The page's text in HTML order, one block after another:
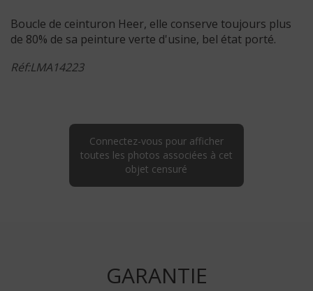
Boucle de ceinturon Heer, elle conserve toujours plus
de 80% de sa peinture verte d'usine, bel état porté.
Réf:LMA14223
Connectez-vous pour afficher
toutes les photos associées à cet
objet censuré
GARANTIE